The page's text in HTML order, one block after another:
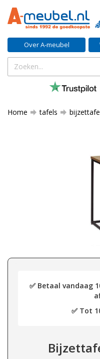
Over A-meubel
Home tafels
✅ Betaal vandaag
✅ Tot